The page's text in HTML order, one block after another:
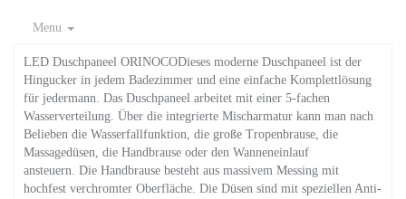
Menu
LED Duschpaneel ORINOCODieses moderne Duschpaneel ist der
Hingucker in jedem Badezimmer und eine einfache Komplettlösung
für jedermann. Das Duschpaneel arbeitet mit einer 5-fachen
Wasserverteilung. Über die integrierte Mischarmatur kann man nach
Belieben die Wasserfallfunktion, die große Tropenbrause, die
Massagedüsen, die Handbrause oder den Wanneneinlauf
ansteuern. Die Handbrause besteht aus massivem Messing mit
hochfest verchromter Oberfläche. Die Düsen sind mit speziellen Anti-